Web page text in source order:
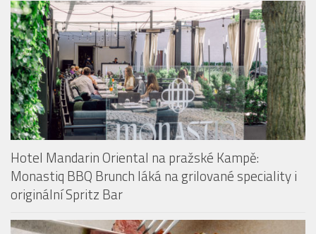
Hotel Mandarin Oriental na pražské Kampě:
Monastiq BBQ Brunch láká na grilované speciality i
originální Spritz Bar